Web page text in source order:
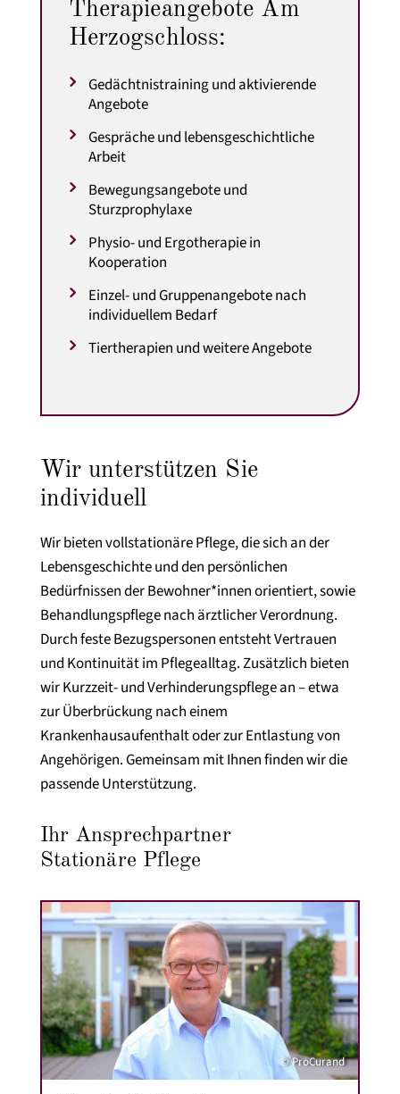
Therapieangebote Am
Herzogschloss:
Gedächtnistraining und aktivierende
Angebote
Gespräche und lebensgeschichtliche
Arbeit
Bewegungsangebote und
Sturzprophylaxe
Physio- und Ergotherapie in
Kooperation
Einzel- und Gruppenangebote nach
individuellem Bedarf
Tiertherapien und weitere Angebote
Wir unterstützen Sie
individuell
Wir bieten vollstationäre Pflege, die sich an der
Lebensgeschichte und den persönlichen
Bedürfnissen der Bewohner*innen orientiert, sowie
Behandlungspflege nach ärztlicher Verordnung.
Durch feste Bezugspersonen entsteht Vertrauen
und Kontinuität im Pflegealltag. Zusätzlich bieten
wir Kurzzeit- und Verhinderungspflege an – etwa
zur Überbrückung nach einem
Krankenhausaufenthalt oder zur Entlastung von
Angehörigen. Gemeinsam mit Ihnen finden wir die
passende Unterstützung.
Ihr Ansprechpartner
Stationäre Pflege
© ProCurand